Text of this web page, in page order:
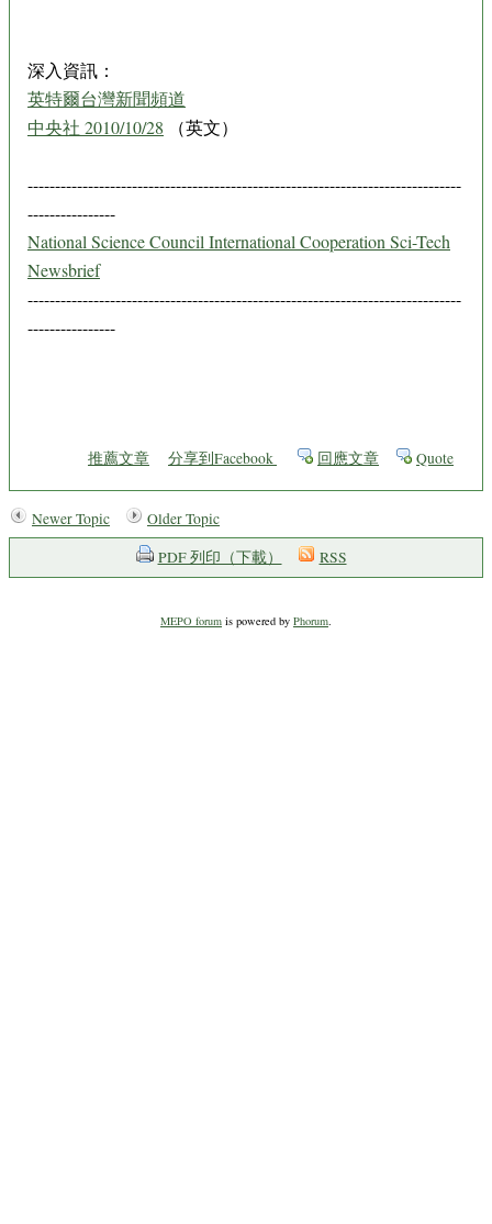
深入資訊：
英特爾台灣新聞頻道
中央社 2010/10/28 （英文）
-------------------------------------------------------------------------------
----------------
National Science Council International Cooperation Sci-Tech
Newsbrief
-------------------------------------------------------------------------------
----------------
推薦文章 分享到Facebook 回應文章 Quote
Newer Topic
Older Topic
PDF 列印（下載）
RSS
MEPO forum is powered by Phorum.